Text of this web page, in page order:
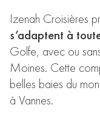
Izenah Croisières
s’adaptent à
Golfe, avec ou
Moines. Cette
belles baies du
à Vannes.